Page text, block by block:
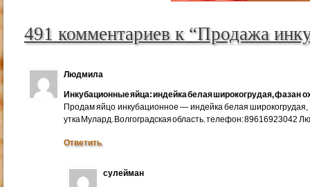
491 комментариев к “Продажа
Людмила
Инкубационные яйца: индейка белая широкогрудая, фазан
Продам яйцо инкубационное — индейка белая
утка Мулард. Волгоградская область. телефон: 89616923042
Ответить
сулейман